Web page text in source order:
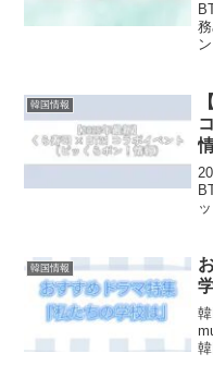
韓国情報
韓国情報